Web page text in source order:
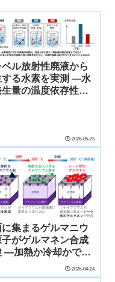
ル放射性廃液から
する水素を実測 ―水
量の温度依存性デ
2026-05-25
集まるゲルマニウ
子がゲルマネン合成
―加熱か冷却かで
」か「シート」かが
原理を解明、量子
2026-04-24